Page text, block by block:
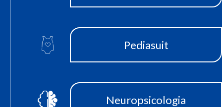
Pediasuit
Neuropsicologia